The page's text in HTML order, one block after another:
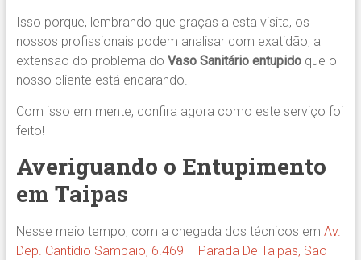
Isso porque, lembrando que graças a esta visita, os
nossos profissionais podem analisar com exatidão, a
extensão do problema do Vaso Sanitário entupido que o
nosso cliente está encarando.
Com isso em mente, confira agora como este serviço foi
feito!
Averiguando o Entupimento
em Taipas
Nesse meio tempo, com a chegada dos técnicos em Av.
Dep. Cantídio Sampaio, 6.469 – Parada De Taipas, São